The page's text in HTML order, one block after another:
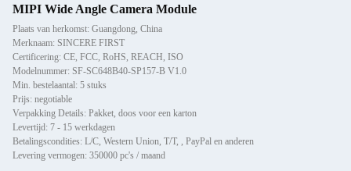
MIPI Wide Angle Camera Module
Plaats van herkomst: Guangdong, China
Merknaam: SINCERE FIRST
Certificering: CE, FCC, RoHS, REACH, ISO
Modelnummer: SF-SC648B40-SP157-B V1.0
Min. bestelaantal: 5 stuks
Prijs: negotiable
Verpakking Details: Pakket, doos voor een karton
Levertijd: 7 - 15 werkdagen
Betalingscondities: L/C, Western Union, T/T, , PayPal en anderen
Levering vermogen: 350000 pc's / maand